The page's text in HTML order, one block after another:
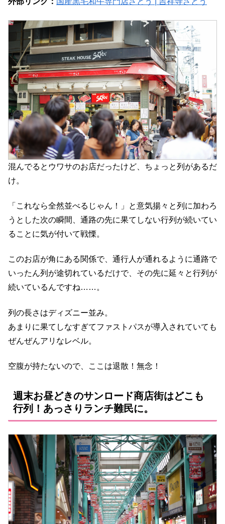
混んでるとウワサのお店だったけど、ちょっと列があるだ
け。
「これなら全然並べるじゃん！」と意気揚々と列に加わろ
うとした次の瞬間、通路の先に果てしない行列が続いてい
ることに気が付いて戦慄。
このお店が角にある関係で、通行人が通れるように通路で
いったん列が途切れているだけで、その先に延々と行列が
続いているんですね……。
列の長さはディズニー並み。
あまりに果てしなすぎてファストパスが導入されていても
ぜんぜんアリなレベル。
空腹が持たないので、ここは退散！無念！
週末お昼どきのサンロード商店街はどこも
行列！あっさりランチ難民に。